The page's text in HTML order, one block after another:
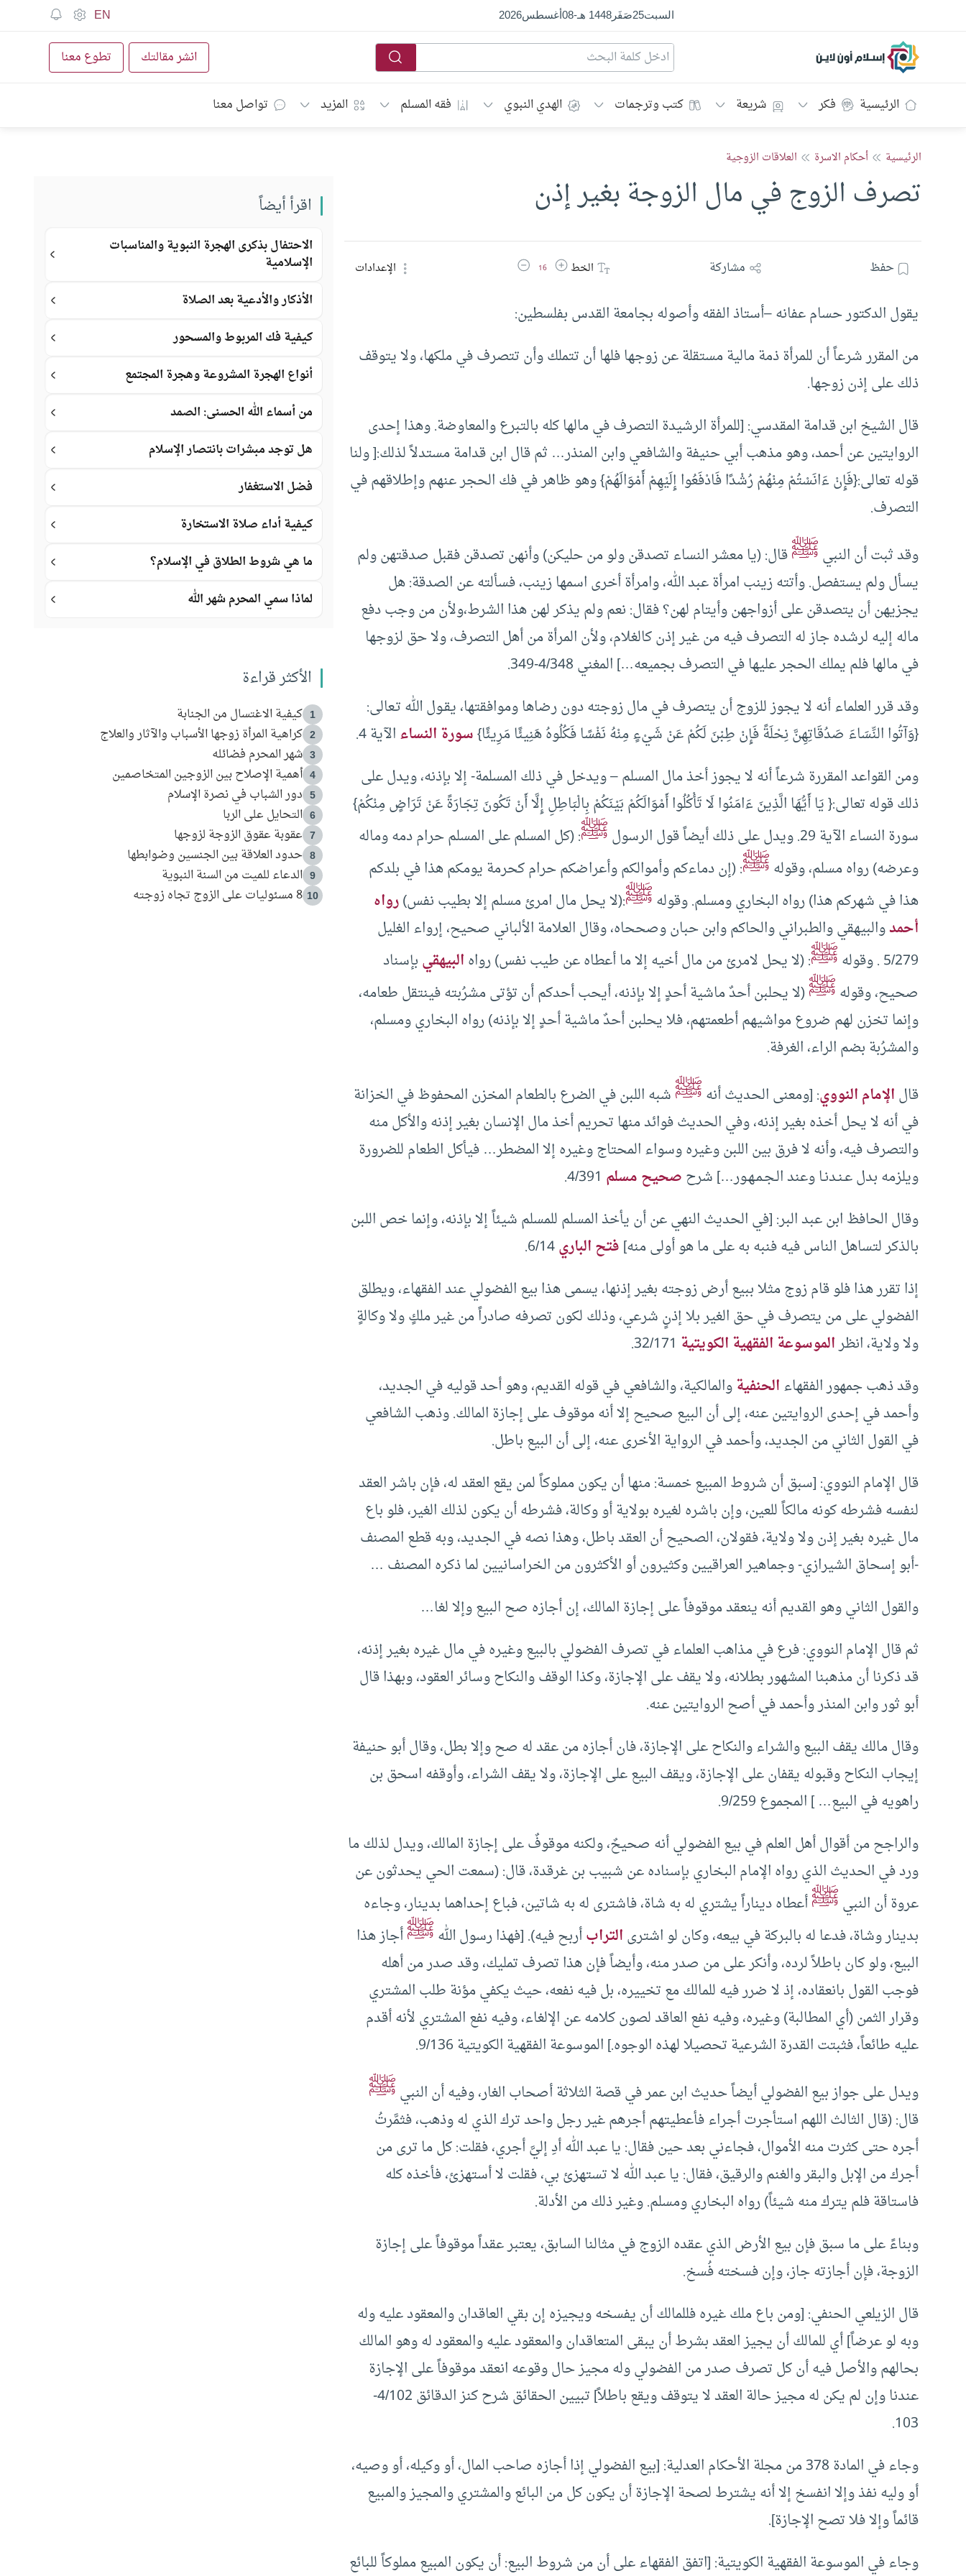
السبت25صَفَر1448 هـ -
08أغسطس2026
EN
إسلام أون لاين انشر مقالتك تطوع معنا
الرئيسية فكر شريعة كتب وترجمات الهدي النبوي فقه المسلم المزيد تواصل معنا
الرئيسية أحكام الاسرة العلاقات الزوجية
تصرف الزوج في مال الزوجة بغير إذن
حفظ مشاركة الخطزيادة حجم الخط
16 تقليل حجم الخط الإعدادات
يقول الدكتور حسام عفانه –أستاذ الفقه وأصوله بجامعة القدس بفلسطين:
من المقرر شرعاً أن للمرأة ذمة مالية مستقلة عن زوجها فلها أن تتملك وأن تتصرف في ملكها، ولا يتوقف
ذلك على إذن زوجها.
قال الشيخ ابن قدامة المقدسي: [للمرأة الرشيدة التصرف في مالها كله بالتبرع والمعاوضة. وهذا إحدى
الروايتين عن أحمد، وهو مذهب أبي حنيفة والشافعي وابن المنذر… ثم قال ابن قدامة مستدلاً لذلك:[ ولنا
قوله تعالى:{فَإِنْ ءَانَسْتُمْ مِنْهُمْ رُشْدًا فَادْفَعُوا إِلَيْهِمْ أَمْوَالَهُمْ} وهو ظاهر في فك الحجر عنهم وإطلاقهم في
التصرف.
وقد ثبت أن النبيﷺقال: (يا معشر النساء تصدقن ولو من حليكن) وأنهن تصدقن فقبل صدقتهن ولم
يسأل ولم يستفصل. وأتته زينب امرأة عبد الله، وامرأة أخرى اسمها زينب، فسألته عن الصدقة: هل
يجزيهن أن يتصدقن على أزواجهن وأيتام لهن؟ فقال: نعم ولم يذكر لهن هذا الشرط،ولأن من وجب دفع
ماله إليه لرشده جاز له التصرف فيه من غير إذن كالغلام، ولأن المرأة من أهل التصرف، ولا حق لزوجها
في مالها فلم يملك الحجر عليها في التصرف بجميعه…] المغني 4/348-349.
وقد قرر العلماء أنه لا يجوز للزوج أن يتصرف في مال زوجته دون رضاها وموافقتها، يقـول الله تـعالى:
{وَآتُوا النِّسَاءَ صَدُقَاتِهِنَّ نِحْلَةً فَإِنْ طِبْنَ لَكُمْ عَنْ شَيْءٍ مِنْهُ نَفْسًا فَكُلُوهُ هَنِيئًا مَرِيئًا}سورة النساءالآية 4.
ومن القواعد المقررة شرعاً أنه لا يجوز أخذ مال المسلم – ويدخل في ذلك المسلمة- إلا بإذنه، ويدل على
ذلك قوله تعالى:{ يَا أَيُّهَا الَّذِينَ ءَامَنُوا لَا تَأْكُلُوا أَمْوَالَكُمْ بَيْنَكُمْ بِالْبَاطِلِ إِلَّا أَنْ تَكُونَ تِجَارَةً عَنْ تَرَاضٍ مِنْكُمْ}
سورة النساء الآية 29. ويدل على ذلك أيضاً قول الرسول
ﷺ: (كل المسلم على المسلم حرام دمه وماله
وعرضه) رواه مسلم، وقولهﷺ: (إن دماءكم وأموالكم وأعراضكم حرام كحرمة يومكم هذا في بلدكم
هذا في شهركم هذا) رواه البخاري ومسلم. وقولهﷺ:(لا يحل مال امرئ مسلم إلا بطيب نفس)رواه
أحمدوالبيهقي والطبراني والحاكم وابن حبان وصححاه، وقال العلامة الألباني صحيح، إرواء الغليل
5/279 . وقوله
ﷺ: (لا يحل لامرئ من مال أخيه إلا ما أعطاه عن طيب نفس) رواهالبيهقيبإسناد
صحيح، وقولهﷺ(لا يحلبن أحدٌ ماشية أحدٍ إلا بإذنه، أيحب أحدكم أن تؤتى مشرُبته فينتقل طعامه،
وإنما تخزن لهم ضروع مواشيهم أطعمتهم، فلا يحلبن أحدٌ ماشية أحدٍ إلا بإذنه) رواه البخاري ومسلم،
والمشرُبة بضم الراء، الغرفة.
قالالإمام النووي: [ومعنى الحديث أنهﷺشبه اللبن في الضرع بالطعام المخزن المحفوظ في الخزانة
في أنه لا يحل أخذه بغير إذنه، وفي الحديث فوائد منها تحريم أخذ مال الإنسان بغير إذنه والأكل منه
والتصرف فيه، وأنه لا فرق بين اللبن وغيره وسواء المحتاج وغيره إلا المضطر… فيأكل الطعام للضرورة
ويلزمه بدل عـنـدنـا وعند الـجـمـهـور…] شرحصحيح مسلم
وقال الحافظ ابن عبد البر: [في الحديث النهي عن أن يأخذ المسلم للمسلم شيئاً إلا بإذنه، وإنما خص اللبن
بالذكر لتساهل الناس فيه فنبه به على ما هو أولى منه]فتح الباري
إذا تقرر هذا فلو قام زوج مثلا ببيع أرض زوجته بغير إذنها، يسمى هذا بيع الفضولي عند الفقهاء، ويطلق
الفضولي على من يتصرف في حق الغير بلا إذنٍ شرعي، وذلك لكون تصرفه صادراً من غير ملكٍ ولا وكالةٍ
ولا ولاية، انظرالموسوعة الفقهية الكويتية
وقد ذهب جمهور الفقهاءالحنفيةوالمالكية، والشافعي في قوله القديم، وهو أحد قوليه في الجديد،
وأحمد في إحدى الروايتين عنه، إلى أن البيع صحيح إلا أنه موقوف على إجازة المالك. وذهب الشافعي
في القول الثاني من الجديد، وأحمد في الرواية الأخرى عنه، إلى أن البيع باطل.
قال الإمام النووي: [سبق أن شروط المبيع خمسة: منها أن يكون مملوكاً لمن يقع العقد له، فإن باشر العقد
لنفسه فشرطه كونه مالكاً للعين، وإن باشره لغيره بولاية أو وكالة، فشرطه أن يكون لذلك الغير، فلو باع
مال غيره بغير إذن ولا ولاية، فقولان، الصحيح أن العقد باطل، وهذا نصه في الجديد، وبه قطع المصنف
-أبو إسحاق الشيرازي- وجماهير العراقيين وكثيرون أو الأكثرون من الخراسانيين لما ذكره المصنف …
والقول الثاني وهو القديم أنه ينعقد موقوفاً على إجازة المالك، إن أجازه صح البيع وإلا لغا…
ثم قال الإمام النووي: فرع في مذاهب العلماء في تصرف الفضولي بالبيع وغيره في مال غيره بغير إذنه،
قد ذكرنا أن مذهبنا المشهور بطلانه، ولا يقف على الإجازة، وكذا الوقف والنكاح وسائر العقود، وبهذا قال
أبو ثور وابن المنذر وأحمد في أصح الروايتين عنه.
وقال مالك يقف البيع والشراء والنكاح على الإجازة، فان أجازه من عقد له صح وإلا بطل، وقال أبو حنيفة
إيجاب النكاح وقبوله يقفان على الإجازة، ويقف البيع على الإجازة، ولا يقف الشراء، وأوقفه اسحق بن
راهويه في البيع… ] المجموع 9/259.
والراجح من أقوال أهل العلم في بيع الفضولي أنه صحيحٌ، ولكنه موقوفٌ على إجازة المالك، ويدل لذلك ما
ورد في الحديث الذي رواه الإمام البخاري بإسناده عن شبيب بن غرقدة، قال: (سمعت الحي يحدثون عن
عروة أن النبيﷺأعطاه ديناراً يشتري له به شاة، فاشترى له به شاتين، فباع إحداهما بدينار، وجاءه
بدينار وشاة، فدعا له بالبركة في بيعه، وكان لو اشترىالترابأربح فيه). [فهذا رسول اللهﷺأجاز هذا
البيع، ولو كان باطلاً لرده، وأنكر على من صدر منه، وأيضاً فإن هذا تصرف تمليك، وقد صدر من أهله
فوجب القول بانعقاده، إذ لا ضرر فيه للمالك مع تخييره، بل فيه نفعه، حيث يكفي مؤنة طلب المشتري
وقرار الثمن (أي المطالبة) وغيره، وفيه نفع العاقد لصون كلامه عن الإلغاء، وفيه نفع المشتري لأنه أقدم
عليه طائعاً، فثبتت القدرة الشرعية تحصيلا لهذه الوجوه.] الموسوعة الفقهية الكويتية 9/136.
ويدل على جواز بيع الفضولي أيضاً حديث ابن عمر في قصة الثلاثة أصحاب الغار، وفيه أن النبيﷺ
قال: (قال الثالث اللهم استأجرت أجراء فأعطيتهم أجرهم غير رجل واحد ترك الذي له وذهب، فثمَّرتُ
أجره حتى كثرت منه الأموال، فجاءني بعد حين فقال: يا عبد الله أدِ إليَّ أجري، فقلت: كل ما ترى من
أجرك من الإبل والبقر والغنم والرقيق، فقال: يا عبد الله لا تستهزئ بي، فقلت لا أستهزئ، فأخذه كله
فاستاقة فلم يترك منه شيئاً) رواه البخاري ومسلم. وغير ذلك من الأدلة.
وبناءً على ما سبق فإن بيع الأرض الذي عقده الزوج في مثالنا السابق، يعتبر عقداً موقوفاً على إجازة
الزوجة، فإن أجازته جاز، وإن فسخته فُسخ.
قال الزيلعي الحنفي: [ومن باع ملك غيره فللمالك أن يفسخه ويجيزه إن بقي العاقدان والمعقود عليه وله
وبه لو عرضاً] أي للمالك أن يجيز العقد بشرط أن يبقى المتعاقدان والمعقود عليه والمعقود له وهو المالك
بحالهم والأصل فيه أن كل تصرف صدر من الفضولي وله مجيز حال وقوعه انعقد موقوفاً على الإجازة
عندنا وإن لم يكن له مجيز حالة العقد لا يتوقف ويقع باطلاً] تبيين الحقائق شرح كنز الدقائق 4/102-
103.
وجاء في المادة 378 من مجلة الأحكام العدلية: [بيع الفضولي إذا أجازه صاحب المال، أو وكيله، أو وصيه،
أو وليه نفذ وإلا انفسخ إلا أنه يشترط لصحة الإجازة أن يكون كل من البائع والمشتري والمجيز والمبيع
قائماً وإلا فلا تصح الإجازة].
وجاء في الموسوعة الفقهية الكويتية: [اتفق الفقهاء على أن من شروط البيع: أن يكون المبيع مملوكاً للبائع
اقرأ أيضاً
الاحتفال بذكرى الهجرة النبوية والمناسبات
الإسلامية
الأذكار والأدعية بعد الصلاة
كيفية فك المربوط والمسحور
أنواع الهجرة المشروعة وهجرة المجتمع
من أسماء الله الحسنى: الصمد
هل توجد مبشرات بانتصار الإسلام
فضل الاستغفار
كيفية أداء صلاة الاستخارة
ما هي شروط الطلاق في الإسلام؟
لماذا سمي المحرم شهر الله
الأكثر قراءة
1 كيفية الاغتسال من الجنابة
2 كراهية المرأة زوجها الأسباب والآثار والعلاج
3 شهر المحرم فضائله
4 أهمية الإصلاح بين الزوجين المتخاصمين
5 دور الشباب في نصرة الإسلام
6 التحايل على الربا
7 عقوبة عقوق الزوجة لزوجها
8 حدود العلاقة بين الجنسين وضوابطها
9 الدعاء للميت من السنة النبوية
10 8 مسئوليات على الزوج تجاه زوجته